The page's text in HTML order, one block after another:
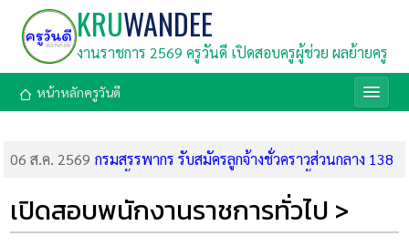
KRUWANDEE
งานราชการ 2569 ครูวันดี เปิดสอบครูผู้ช่วย ผลย้ายครู
หน้าหลักครูวันดี
06 ส.ค. 2569 กรมสรรพากร รับสมัครลูกจ้างชั่วคราวส่วนกลาง 138
ด่วน ลงทะเบียนรับสิทธิ์ก่อน 31 ต.ค. 69
06 ส.ค. 2569 โอกาสทองมาแล้ว! CP ALL แจกทุนเรียนฟรี 1,678
เปิดสอบพนักงานราชการทั่วไป >